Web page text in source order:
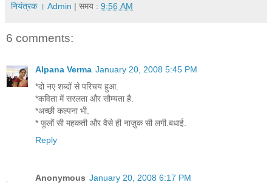
नियंत्रक । Admin | समय : 9:56 AM
6 comments:
Alpana Verma January 20, 2008 5:45 PM
*दो नए शब्दों से परिचय हुआ.
*कविता में सरलता और सौम्यता है.
*अच्छी कल्पना भी.
* फूलों सी महकती और वैसे ही नाज़ुक सी लगी.बधाई.
Reply
Anonymous January 20, 2008 6:17 PM